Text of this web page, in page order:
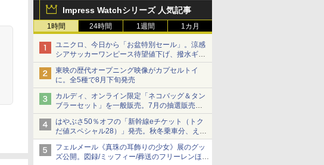
Impress Watchシリーズ 人気記事
1時間 24時間 1週間 1カ月
ユニクロ、今日から「お盆特別セール」。涼感
シアサッカーワンピース待望値下げ、撥水ギア
ショーツは1990円に
東映の歴代オープニング映像がカプセルトイ
に。全5種で8月下旬発売
カルディ、オンライン限定「ネコバッグ＆タン
ブラーセット」を一般販売。7月の抽選販売の
当選無効分
はやぶさ50％オフの「新幹線eチケット（トク
だ値スペシャル28）」発売。秋冬乗車分、えき
ねっと限定
フェルメール《真珠の耳飾りの少女》展のグッ
ズ公開。図録/ミッフィー/葬送のフリーレンほ